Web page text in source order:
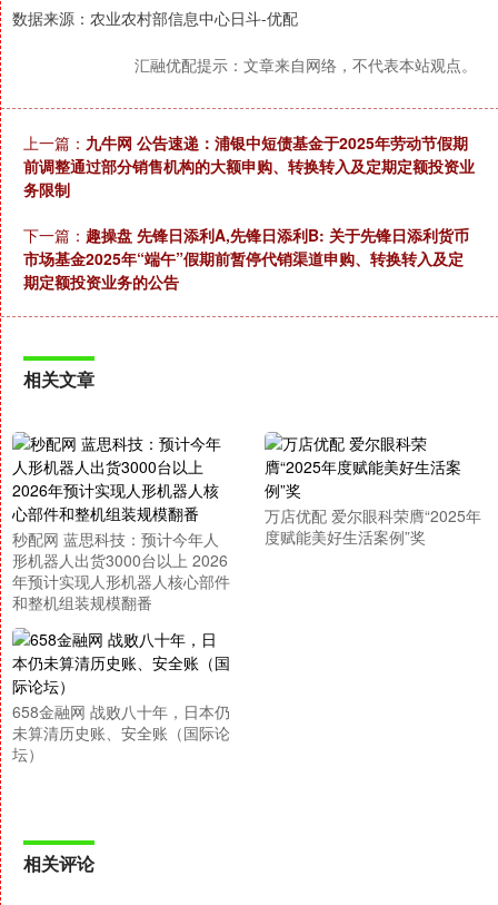
数据来源：农业农村部信息中心日斗-优配
汇融优配提示：文章来自网络，不代表本站观点。
上一篇： 九牛网 公告速递：浦银中短债基金于2025年劳动节假期
前调整通过部分销售机构的大额申购、转换转入及定期定额投资业
务限制
下一篇： 趣操盘 先锋日添利A,先锋日添利B: 关于先锋日添利货币
市场基金2025年“端午”假期前暂停代销渠道申购、转换转入及定
期定额投资业务的公告
相关文章
秒配网 蓝思科技：预计今年人
形机器人出货3000台以上 2026
年预计实现人形机器人核心部件
和整机组装规模翻番
万店优配 爱尔眼科荣膺“2025年
度赋能美好生活案例”奖
658金融网 战败八十年，日本仍
未算清历史账、安全账（国际论
坛）
相关评论